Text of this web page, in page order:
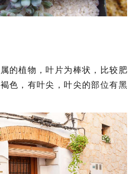
的植物，叶片为棒状，比较肥
色，有叶尖，叶尖的部位有黑